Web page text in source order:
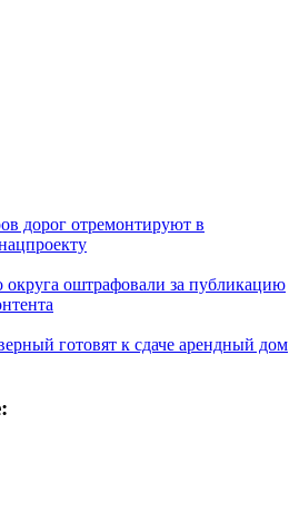
дорог отремонтируют в
округа оштрафовали за публикацию
готовят к сдаче арендный дом